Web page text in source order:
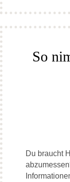
So
Du braucht